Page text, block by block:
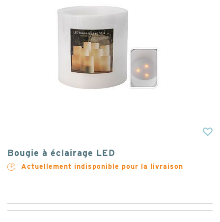
Bougie à éclairage LED
Actuellement indisponible pour la livraison